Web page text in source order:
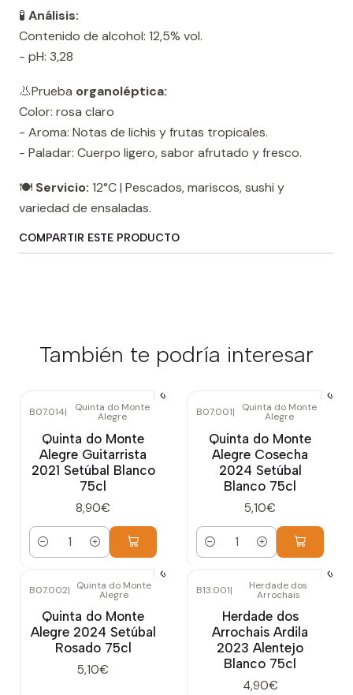
🧪 Análisis:
Contenido de alcohol: 12,5% vol.
- pH: 3,28
👃Prueba organoléptica:
Color: rosa claro
- Aroma: Notas de lichis y frutas tropicales.
- Paladar: Cuerpo ligero, sabor afrutado y fresco.
🍽️ Servicio: 12°C | Pescados, mariscos, sushi y
variedad de ensaladas.
COMPARTIR ESTE PRODUCTO
También te podría interesar
B07.014| Quinta do Monte
Alegre
Quinta do Monte
Alegre Guitarrista
2021 Setúbal Blanco
75cl
8,90€
Cantidad
B07.001| Quinta do Monte
Alegre
Quinta do Monte
Alegre Cosecha
2024 Setúbal
Blanco 75cl
5,10€
Cantidad
B07.002| Quinta do Monte
Alegre
Quinta do Monte
Alegre 2024 Setúbal
Rosado 75cl
5,10€
Agotado
B13.001| Herdade dos
Arrochais
Herdade dos
Arrochais Ardila
2023 Alentejo
Blanco 75cl
4,90€